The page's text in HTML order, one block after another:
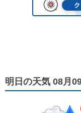
明日の天気 08月